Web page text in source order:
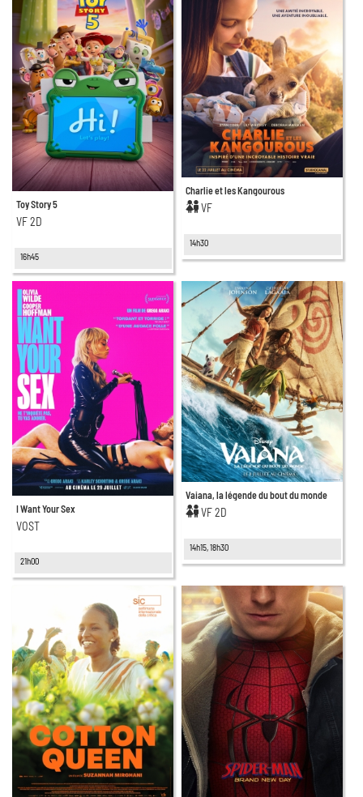
Toy Story 5
VF 2D
16h45
Charlie et les Kangourous
VF
14h30
I Want Your Sex
VOST
21h00
Vaiana, la légende du bout du monde
VF 2D
14h15, 18h30